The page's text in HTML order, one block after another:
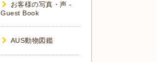
お客様の写真・声 -
Guest Book
AUS動物図鑑